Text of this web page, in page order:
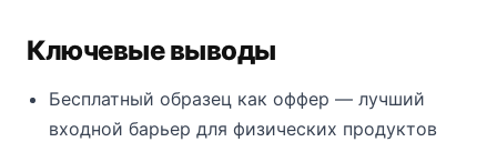
Ключевые выводы
Бесплатный образец как оффер — лучший
входной барьер для физических продуктов